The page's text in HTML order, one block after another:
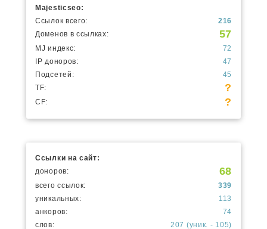
Majesticseo:
Ссылок всего:
216
Доменов в ссылках:
57
MJ индекс:
72
IP доноров:
47
Подсетей:
45
TF:
?
CF: ?
Ссылки на сайт:
доноров:
68
всего ссылок:
339
уникальных:
113
анкоров:
74
слов:
207 (уник. - 105)